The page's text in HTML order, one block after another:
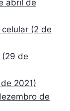
abril de
(2 de
(29 de
2021)
de